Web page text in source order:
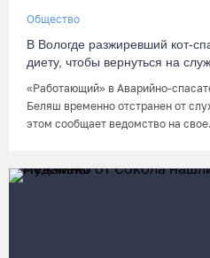
Общество
В Вологде разжиревший кот-
диету, чтобы вернуться на
«Работающий» в Аварийно-
Беляш временно отстранен от
этом сообщает ведомство на